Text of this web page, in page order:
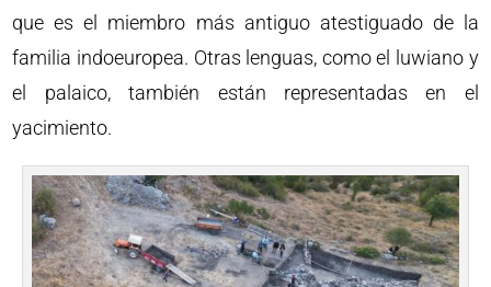
que es el miembro más antiguo atestiguado de la
familia indoeuropea. Otras lenguas, como el luwiano y
el palaico, también están representadas en el
yacimiento.